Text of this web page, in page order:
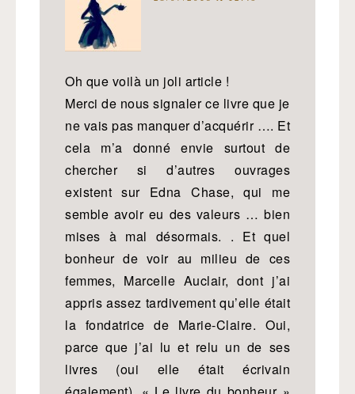
Oh que voilà un joli article !
Merci de nous signaler ce livre que je
ne vais pas manquer d’acquérir …. Et
cela m’a donné envie surtout de
chercher si d’autres ouvrages
existent sur Edna Chase, qui me
semble avoir eu des valeurs … bien
mises à mal désormais. . Et quel
bonheur de voir au milieu de ces
femmes, Marcelle Auclair, dont j’ai
appris assez tardivement qu’elle était
la fondatrice de Marie-Claire. Oui,
parce que j’ai lu et relu un de ses
livres (oui elle était écrivain